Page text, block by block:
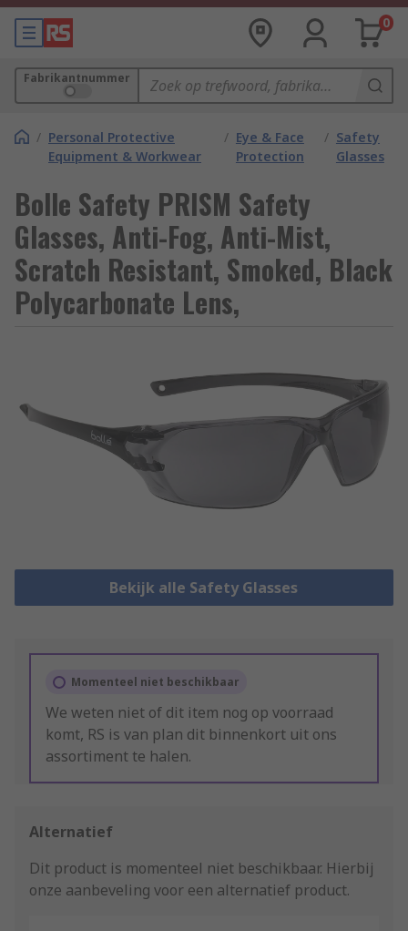
0
Fabrikantnummer
/ Personal Protective
Equipment & Workwear
/ Eye & Face
Protection
/ Safety
Glasses
Bolle Safety PRISM Safety
Glasses, Anti-Fog, Anti-Mist,
Scratch Resistant, Smoked, Black
Polycarbonate Lens,
Bekijk alle Safety Glasses
Momenteel niet beschikbaar
We weten niet of dit item nog op voorraad
komt, RS is van plan dit binnenkort uit ons
assortiment te halen.
Alternatief
Dit product is momenteel niet beschikbaar. Hierbij
onze aanbeveling voor een alternatief product.